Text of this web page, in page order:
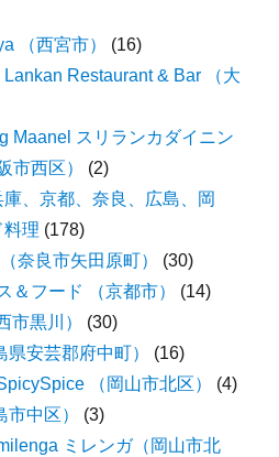
（西宮市）
(16)
Restaurant & Bar （大
Maanel スリランカダイニン
市西区）
(2)
、京都、奈良、広島、岡
料理 (178)
奈良市矢田原町）
(30)
＆フード （京都市）
(14)
市黒川）
(30)
安芸郡府中町）
(16)
（岡山市北区）
(4)
中区）
(3)
ミレンガ（岡山市北